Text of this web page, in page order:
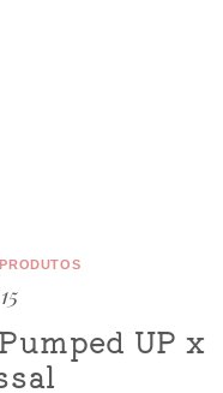
UP x